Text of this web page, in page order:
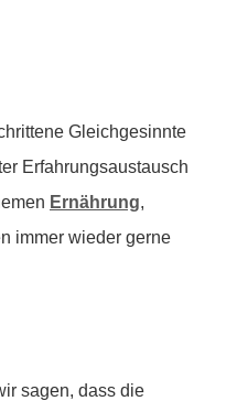
Gleichgesinnte
Erfahrungsaustausch
Ernährung,
immer wieder gerne
sagen, dass die